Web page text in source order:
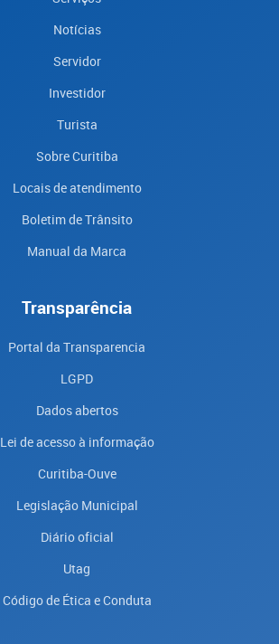
Notícias
Servidor
Investidor
Turista
Sobre Curitiba
Locais de atendimento
Boletim de Trânsito
Manual da Marca
Transparência
Portal da Transparencia
LGPD
Dados abertos
Lei de acesso à informação
Curitiba-Ouve
Legislação Municipal
Diário oficial
Utag
Código de Ética e Conduta